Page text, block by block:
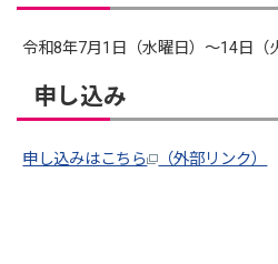
令和8年7月1日（水曜日）～14日（
申し込み
申し込みはこちら （外部リンク）